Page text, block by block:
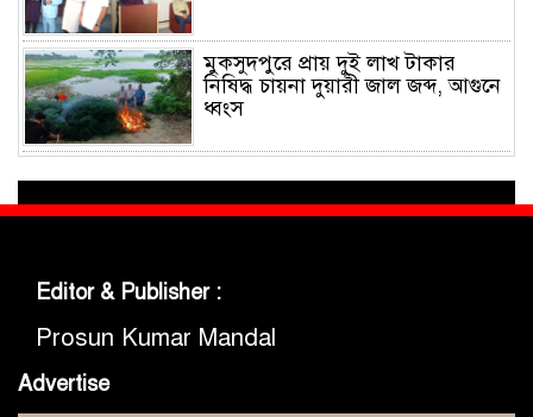
মুকসুদপুরে প্রায় দুই লাখ টাকার
নিষিদ্ধ চায়না দুয়ারী জাল জব্দ, আগুনে
ধ্বংস
জুলাইয়ের চেতনা ধারণ করে
গণতান্ত্রিক ও আধুনিক বাংলাদেশ
গড়তে সবাইকে কাজ করতে হবে
-এমপি ডা. কে এম বাবর
Editor & Publisher :
Prosun Kumar Mandal
Advertise